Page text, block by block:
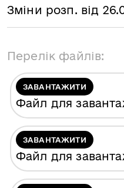
Зміни розп. від
Перелік файлів:
ЗАВАНТАЖИТИ
Файл для
ЗАВАНТАЖИТИ
Файл для